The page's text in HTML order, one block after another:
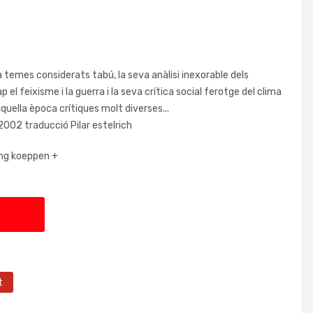
considerats tabú, la seva anàlisi inexorable dels
el feixisme i la guerra i la seva crítica social ferotge del clima
època crítiques molt diverses...
traducció Pilar estelrich
koeppen +